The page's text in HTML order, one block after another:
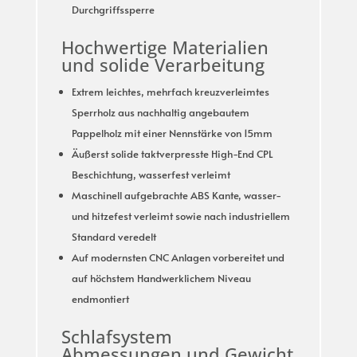
Durchgriffssperre
Hochwertige Materialien
und solide Verarbeitung
Extrem leichtes, mehrfach kreuzverleimtes
Sperrholz aus nachhaltig angebautem
Pappelholz mit einer Nennstärke von 15mm
Äußerst solide taktverpresste High-End CPL
Beschichtung, wasserfest verleimt
Maschinell aufgebrachte ABS Kante, wasser-
und hitzefest verleimt sowie nach industriellem
Standard veredelt
Auf modernsten CNC Anlagen vorbereitet und
auf höchstem Handwerklichem Niveau
endmontiert
Schlafsystem